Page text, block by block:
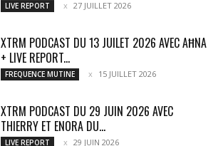
LIVE REPORT 27 JUILLET 2026
XTRM PODCAST DU 13 JUILET 2026 AVEC AĦNA
+ LIVE REPORT...
FREQUENCE MUTINE 15 JUILLET 2026
XTRM PODCAST DU 29 JUIN 2026 AVEC
THIERRY ET ENORA DU...
LIVE REPORT 29 JUIN 2026